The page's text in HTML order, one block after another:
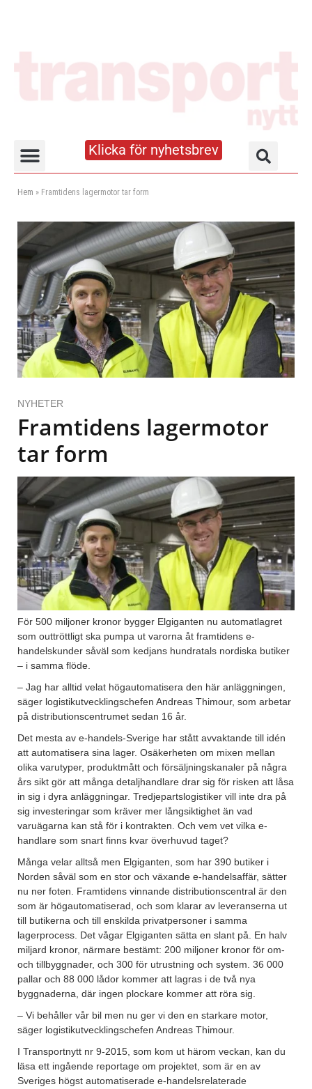
Klicka för nyhetsbrev
Hem » Framtidens lagermotor tar form
NYHETER
Framtidens lagermotor
tar form
För 500 miljoner kronor bygger Elgiganten nu automatlagret
som outtröttligt ska pumpa ut varorna åt framtidens e-
handelskunder såväl som kedjans hundratals nordiska butiker
– i samma flöde.
– Jag har alltid velat högautomatisera den här anläggningen,
säger logistikutvecklingschefen Andreas Thimour, som arbetar
på distributionscentrumet sedan 16 år.
Det mesta av e-handels-Sverige har stått avvaktande till idén
att automatisera sina lager. Osäkerheten om mixen mellan
olika varutyper, produktmått och försäljningskanaler på några
års sikt gör att många detaljhandlare drar sig för risken att låsa
in sig i dyra anläggningar. Tredjepartslogistiker vill inte dra på
sig investeringar som kräver mer långsiktighet än vad
varuägarna kan stå för i kontrakten. Och vem vet vilka e-
handlare som snart finns kvar överhuvud taget?
Många velar alltså men Elgiganten, som har 390 butiker i
Norden såväl som en stor och växande e-handelsaffär, sätter
nu ner foten. Framtidens vinnande distributionscentral är den
som är högautomatiserad, och som klarar av leveranserna ut
till butikerna och till enskilda privatpersoner i samma
lagerprocess. Det vågar Elgiganten sätta en slant på. En halv
miljard kronor, närmare bestämt: 200 miljoner kronor för om-
och tillbyggnader, och 300 för utrustning och system. 36 000
pallar och 88 000 lådor kommer att lagras i de två nya
byggnaderna, där ingen plockare kommer att röra sig.
– Vi behåller vår bil men nu ger vi den en starkare motor,
säger logistikutvecklingschefen Andreas Thimour.
I Transportnytt nr 9-2015, som kom ut härom veckan, kan du
läsa ett ingående reportage om projektet, som är en av
Sveriges högst automatiserade e-handelsrelaterade